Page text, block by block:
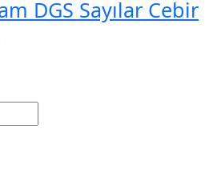
DGS Sayılar Cebir